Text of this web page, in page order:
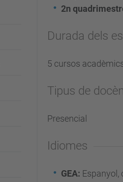
2n
Durada dels
5 cursos
Tipus de
Presencial
Idiomes
GEA: Espanyol,